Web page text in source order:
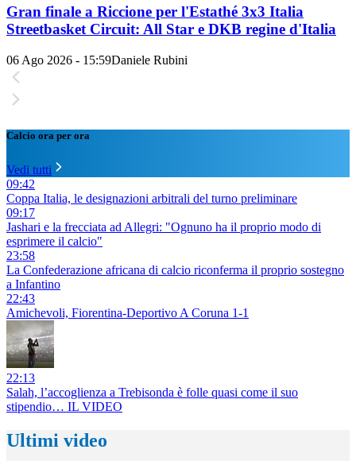
Gran finale a Riccione per l'Estathé 3x3 Italia
Streetbasket Circuit: All Star e DKB regine d'Italia
06 Ago 2026 - 15:59Daniele Rubini
Calcio ora per ora
Vedi tutti
09:42
Coppa Italia, le designazioni arbitrali del turno preliminare
09:17
Jashari e la frecciata ad Allegri: "Ognuno ha il proprio modo di
esprimere il calcio"
23:58
La Confederazione africana di calcio riconferma il proprio sostegno
a Infantino
22:43
Amichevoli, Fiorentina-Deportivo A Coruna 1-1
22:13
Salah, l’accoglienza a Trebisonda è folle quasi come il suo
stipendio… IL VIDEO
Ultimi video